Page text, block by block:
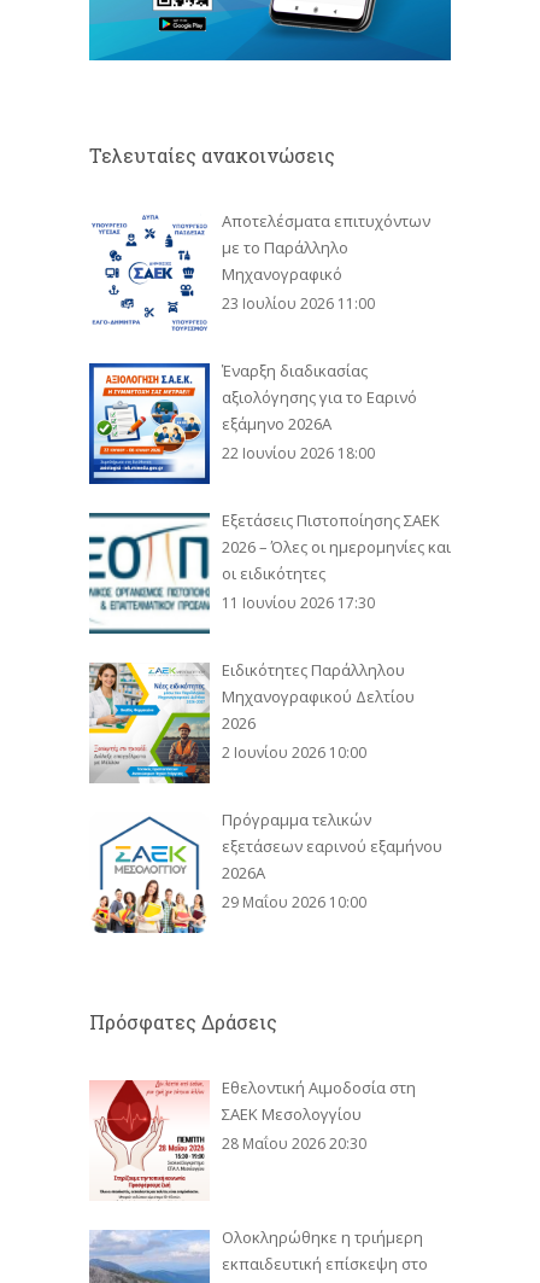
Τελευταίες ανακοινώσεις
Αποτελέσματα επιτυχόντων
με το Παράλληλο
Μηχανογραφικό
23 Ιουλίου 2026 11:00
Έναρξη διαδικασίας
αξιολόγησης για το Εαρινό
εξάμηνο 2026Α
22 Ιουνίου 2026 18:00
Εξετάσεις Πιστοποίησης ΣΑΕΚ
2026 – Όλες οι ημερομηνίες και
οι ειδικότητες
11 Ιουνίου 2026 17:30
Ειδικότητες Παράλληλου
Μηχανογραφικού Δελτίου
2026
2 Ιουνίου 2026 10:00
Πρόγραμμα τελικών
εξετάσεων εαρινού εξαμήνου
2026Α
29 Μαΐου 2026 10:00
Πρόσφατες Δράσεις
Εθελοντική Αιμοδοσία στη
ΣΑΕΚ Μεσολογγίου
28 Μαΐου 2026 20:30
Ολοκληρώθηκε η τριήμερη
εκπαιδευτική επίσκεψη στο